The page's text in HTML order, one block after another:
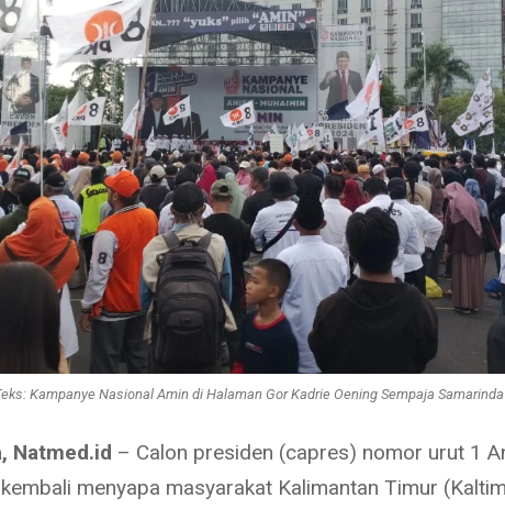
Kampanye Nasional Amin di Halaman Gor Kadrie Oening Sempaja Samarinda
Natmed.id – Calon presiden (capres) nomor urut 1
menyapa masyarakat Kalimantan Timur